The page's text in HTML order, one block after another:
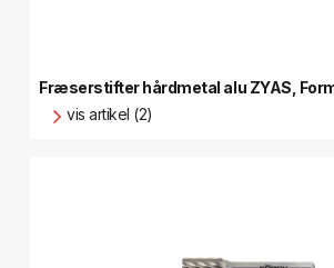
Fræserstifter hårdmetal alu ZYAS,
vis artikel (2)